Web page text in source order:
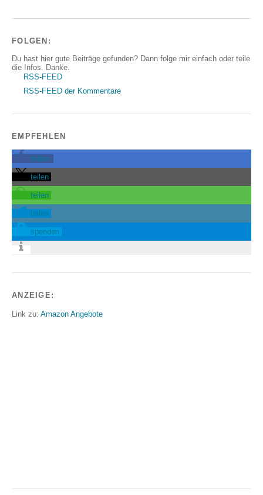
FOLGEN:
Du hast hier gute Beiträge gefunden? Dann folge mir einfach oder teile
die Infos. Danke.
RSS-FEED
RSS-FEED der Kommentare
EMPFEHLEN
teilen
teilen
teilen
teilen
spenden
ANZEIGE:
Link zu: Amazon Angebote